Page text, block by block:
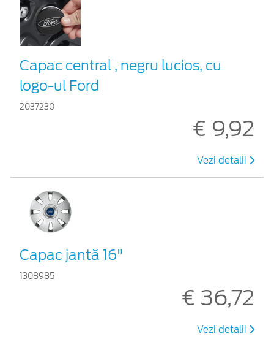
Capac central , negru lucios, cu
logo-ul Ford
2037230
€ 9,92
Vezi detalii
Capac jantă 16"
1308985
€ 36,72
Vezi detalii